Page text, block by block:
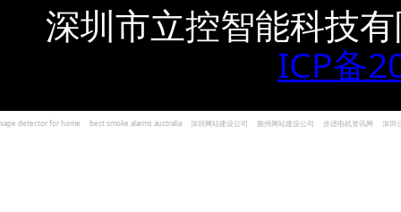
深圳市立控智能科技
ICP备
vape detector for home best smoke alarms australia 深圳网站建设公司 惠州网站建设公司 步进电机资讯网 深圳